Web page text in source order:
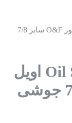
اویل سپراتور O&F سایز 7/8
Oil اویل
سپراتور O&F سایز 7/8 جوشی